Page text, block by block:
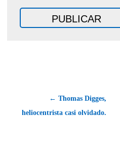
← Thomas Digges,
heliocentrista casi olvidado.